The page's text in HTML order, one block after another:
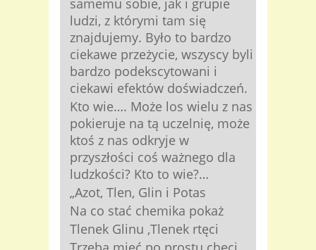
samemu sobie, jak i grupie
ludzi, z którymi tam się
znajdujemy. Było to bardzo
ciekawe przeżycie, wszyscy byli
bardzo podekscytowani i
ciekawi efektów doświadczeń.
Kto wie…. Może los wielu z nas
pokieruje na tą uczelnię, może
ktoś z nas odkryje w
przyszłości coś ważnego dla
ludzkości? Kto to wie?…
„Azot, Tlen, Glin i Potas
Na co stać chemika pokaż
Tlenek Glinu ,Tlenek rtęci